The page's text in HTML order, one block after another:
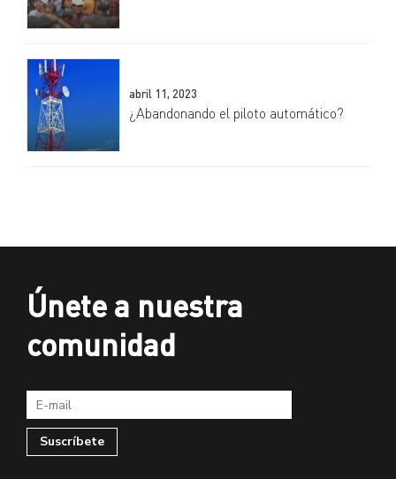
abril 11, 2023
¿Abandonando el piloto automático?
Únete a nuestra
comunidad